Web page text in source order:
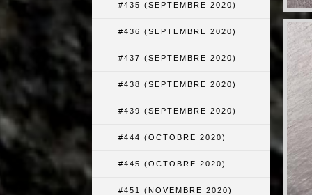
#435 (SEPTEMBRE 2020)
#436 (SEPTEMBRE 2020)
#437 (SEPTEMBRE 2020)
#438 (SEPTEMBRE 2020)
#439 (SEPTEMBRE 2020)
#444 (OCTOBRE 2020)
#445 (OCTOBRE 2020)
#451 (NOVEMBRE 2020)